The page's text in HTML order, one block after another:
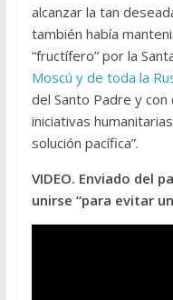
alcanzar la tan
también había
“fructífero” por la
Moscú y de toda la
del Santo Padre y
iniciativas
solución pacífica”.
VIDEO. Enviado del
unirse “para evitar